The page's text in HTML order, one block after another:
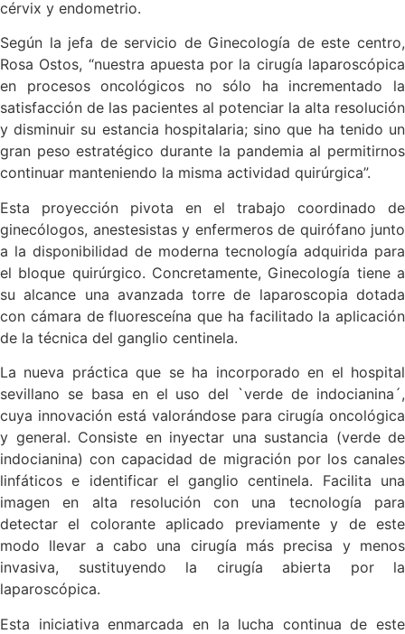
cérvix y endometrio.
Según la jefa de servicio de Ginecología de este centro,
Rosa Ostos, “nuestra apuesta por la cirugía laparoscópica
en procesos oncológicos no sólo ha incrementado la
satisfacción de las pacientes al potenciar la alta resolución
y disminuir su estancia hospitalaria; sino que ha tenido un
gran peso estratégico durante la pandemia al permitirnos
continuar manteniendo la misma actividad quirúrgica”.
Esta proyección pivota en el trabajo coordinado de
ginecólogos, anestesistas y enfermeros de quirófano junto
a la disponibilidad de moderna tecnología adquirida para
el bloque quirúrgico. Concretamente, Ginecología tiene a
su alcance una avanzada torre de laparoscopia dotada
con cámara de fluoresceína que ha facilitado la aplicación
de la técnica del ganglio centinela.
La nueva práctica que se ha incorporado en el hospital
sevillano se basa en el uso del `verde de indocianina´,
cuya innovación está valorándose para cirugía oncológica
y general. Consiste en inyectar una sustancia (verde de
indocianina) con capacidad de migración por los canales
linfáticos e identificar el ganglio centinela. Facilita una
imagen en alta resolución con una tecnología para
detectar el colorante aplicado previamente y de este
modo llevar a cabo una cirugía más precisa y menos
invasiva, sustituyendo la cirugía abierta por la
laparoscópica.
Esta iniciativa enmarcada en la lucha continua de este